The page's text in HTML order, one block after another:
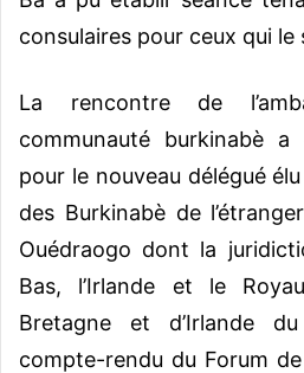
consulaires pour ceux qui le
La rencontre de
communauté burkinabè a
pour le nouveau délégué
des Burkinabè de
Ouédraogo dont la
Bas, l’Irlande et le
Bretagne et d’Irlande
compte-rendu du Forum